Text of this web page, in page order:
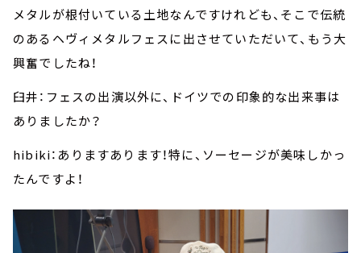
メタルが根付いている土地なんですけれども、そこで伝統
のあるヘヴィメタルフェスに出させていただいて、もう大
興奮でしたね！
臼井：フェスの出演以外に、ドイツでの印象的な出来事は
ありましたか？
hibiki：ありますあります！特に、ソーセージが美味しかっ
たんですよ！